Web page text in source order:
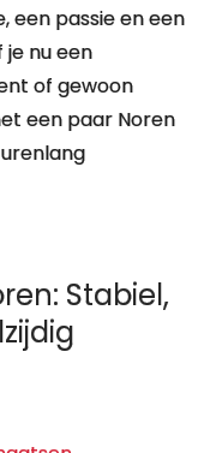
een passie en een
je nu een
of gewoon
een paar Noren
Stabiel,